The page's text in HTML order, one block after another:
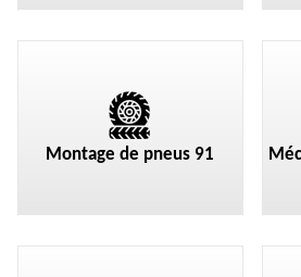
Montage de pneus 91